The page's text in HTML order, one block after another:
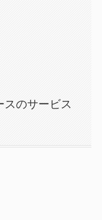
スのサービス